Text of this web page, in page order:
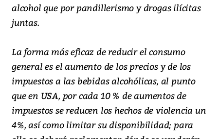
alcohol que por pandillerismo y drogas ilícitas
juntas.
La forma más eficaz de reducir el consumo
general es el aumento de los precios y de los
impuestos a las bebidas alcohólicas, al punto
que en USA, por cada 10 % de aumentos de
impuestos se reducen los hechos de violencia un
4%, así como limitar su disponibilidad; para